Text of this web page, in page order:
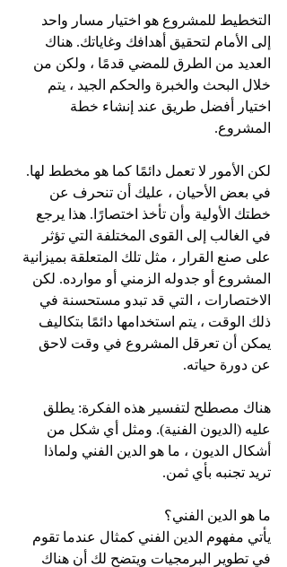
التخطيط للمشروع هو اختيار مسار واحد
إلى الأمام لتحقيق أهدافك وغاياتك. هناك
العديد من الطرق للمضي قدمًا ، ولكن من
خلال البحث والخبرة والحكم الجيد ، يتم
اختيار أفضل طريق عند إنشاء خطة
المشروع.
لكن الأمور لا تعمل دائمًا كما هو مخطط لها.
في بعض الأحيان ، عليك أن تنحرف عن
خطتك الأولية وأن تأخذ اختصارًا. هذا يرجع
في الغالب إلى القوى المختلفة التي تؤثر
على صنع القرار ، مثل تلك المتعلقة بميزانية
المشروع أو جدوله الزمني أو موارده. لكن
الاختصارات ، التي قد تبدو مستحسنة في
ذلك الوقت ، يتم استخدامها دائمًا بتكاليف
يمكن أن تعرقل المشروع في وقت لاحق
عن دورة حياته.
هناك مصطلح لتفسير هذه الفكرة: يطلق
عليه (الديون الفنية). ومثل أي شكل من
أشكال الديون ، ما هو الدين الفني ولماذا
تريد تجنبه بأي ثمن.
ما هو الدين الفني؟
يأتي مفهوم الدين الفني كمثال عندما تقوم
في تطوير البرمجيات ويتضح لك أن هناك